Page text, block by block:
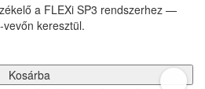
a FLEXi SP3 rendszerhez —
keresztül.
Kosárba